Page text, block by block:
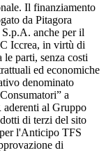
Il finanziamento
da Pitagora
anche per il
Iccrea, in virtù di
parti, senza costi
ed economiche
denominato
a
aderenti al Gruppo
di terzi del sito
l'Anticipo TFS
di